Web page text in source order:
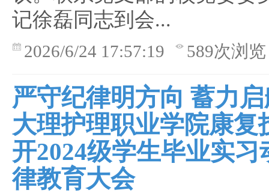
记徐磊同志到会...
2026/6/24 17:57:19 589次浏览
严守纪律明方向 蓄力
大理护理职业学院康复
开2024级学生毕业实习
律教育大会